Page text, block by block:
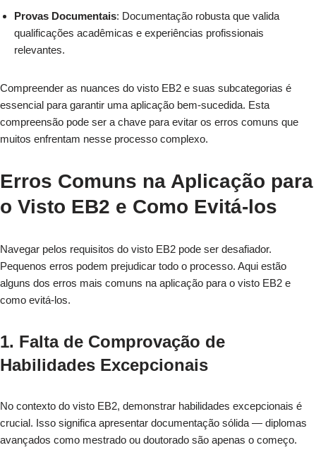
Provas Documentais: Documentação robusta que valida
qualificações acadêmicas e experiências profissionais
relevantes.
Compreender as nuances do visto EB2 e suas subcategorias é
essencial para garantir uma aplicação bem-sucedida. Esta
compreensão pode ser a chave para evitar os erros comuns que
muitos enfrentam nesse processo complexo.
Erros Comuns na Aplicação para
o Visto EB2 e Como Evitá-los
Navegar pelos requisitos do visto EB2 pode ser desafiador.
Pequenos erros podem prejudicar todo o processo. Aqui estão
alguns dos erros mais comuns na aplicação para o visto EB2 e
como evitá-los.
1. Falta de Comprovação de
Habilidades Excepcionais
No contexto do visto EB2, demonstrar habilidades excepcionais é
crucial. Isso significa apresentar documentação sólida — diplomas
avançados como mestrado ou doutorado são apenas o começo.